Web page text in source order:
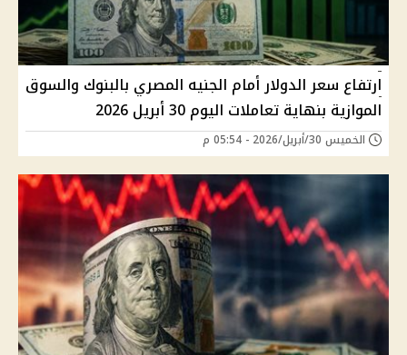
ارتفاع سعر الدولار أمام الجنيه المصري بالبنوك والسوق
الموازية بنهاية تعاملات اليوم 30 أبريل 2026
الخميس 30/أبريل/2026 - 05:54 م